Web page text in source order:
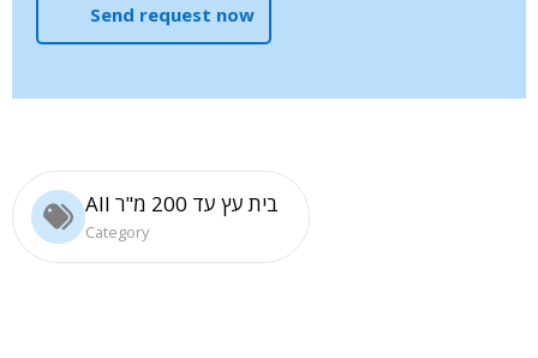
Send request now
All בית עץ עד 200 מ"ר
Category